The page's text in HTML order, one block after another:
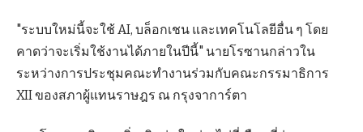
"ระบบใหม่นี้จะใช้ AI, บล็อกเชน และเทคโนโลยีอื่น ๆ โดย
คาดว่าจะเริ่มใช้งานได้ภายในปีนี้" นายโรซานกล่าวใน
ระหว่างการประชุมคณะทำงานร่วมกับคณะกรรมาธิการ
XII ของสภาผู้แทนราษฎร ณ กรุงจาการ์ตา